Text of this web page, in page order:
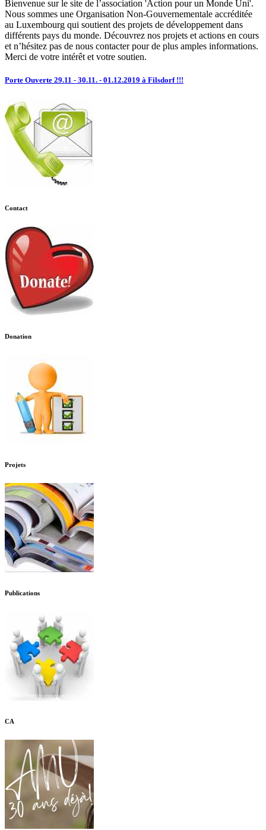
Bienvenue sur le site de l’association 'Action pour un Monde Uni'.
Nous sommes une Organisation Non-Gouvernementale accréditée
au Luxembourg qui soutient des projets de développement dans
différents pays du monde. Découvrez nos projets et actions en cours
et n’hésitez pas de nous contacter pour de plus amples informations.
Merci de votre intérêt et votre soutien.
Porte Ouverte 29.11 - 30.11. - 01.12.2019 à Filsdorf !!!
Contact
Donation
Projets
Publications
CA